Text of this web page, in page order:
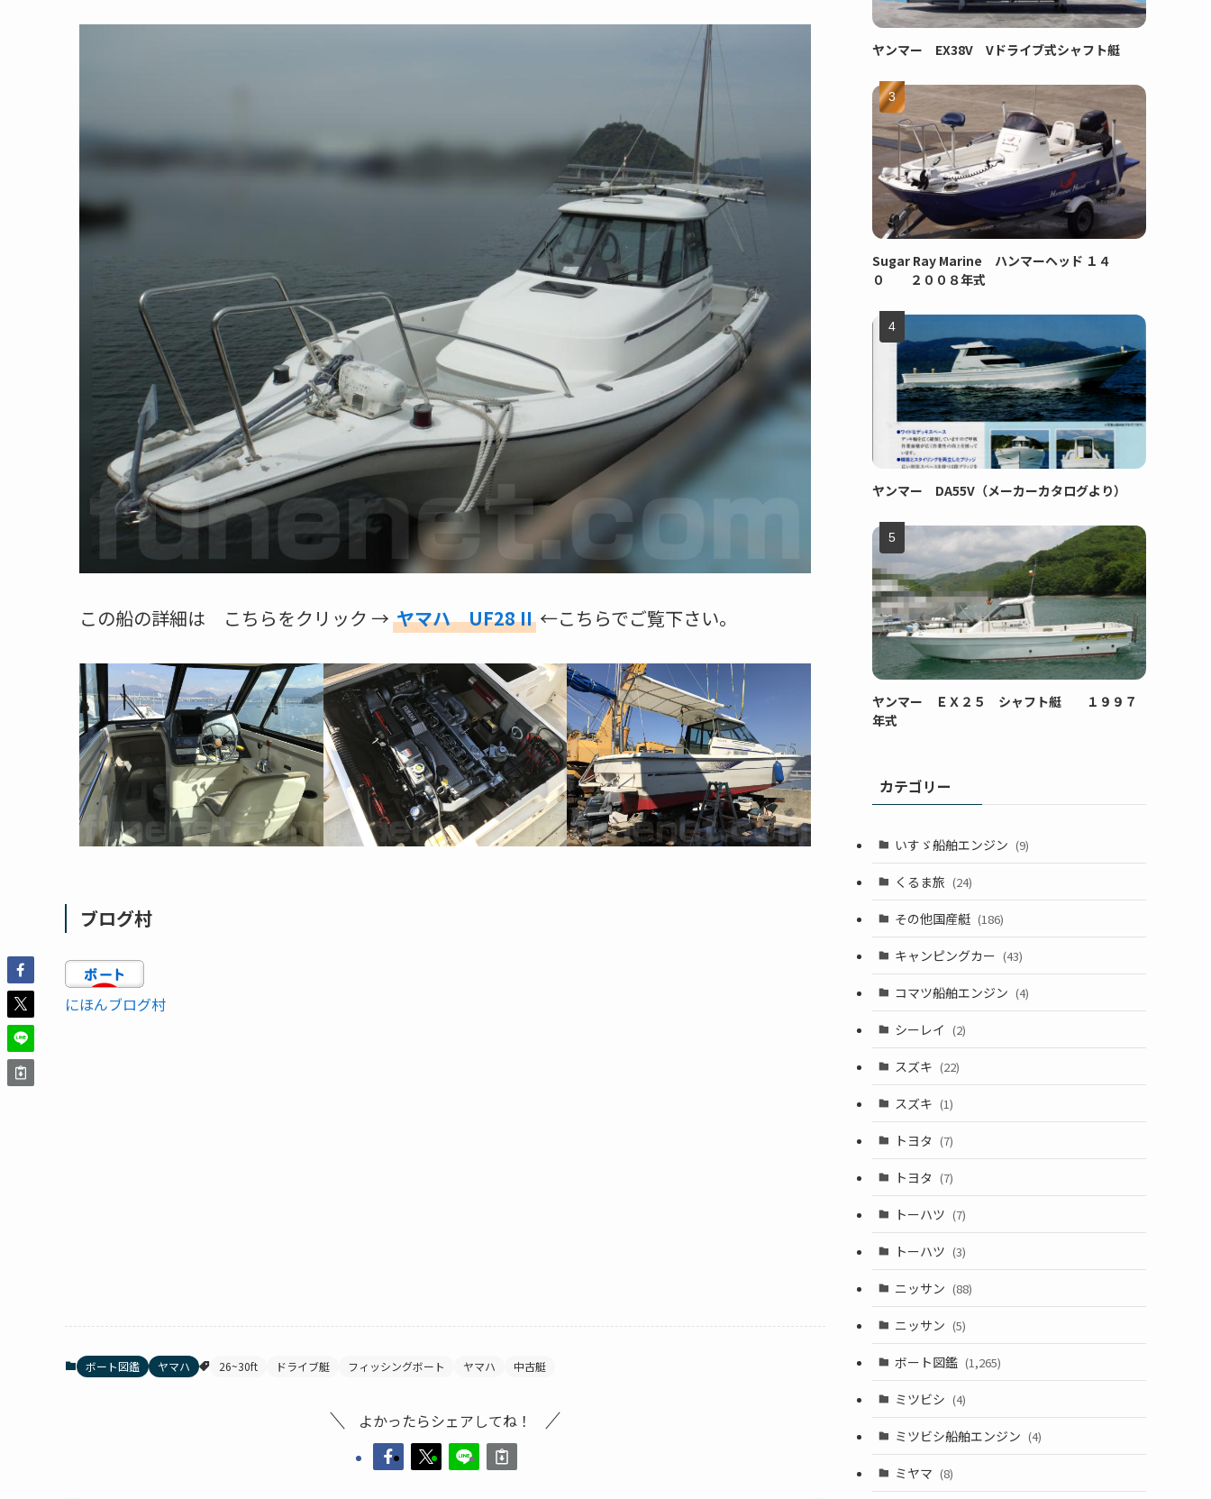
この船の詳細は こちらをクリック → ヤマハ UF28 II ←こちらでご覧下さい。
ブログ村
にほんブログ村
ボート図鑑 ヤマハ 26~30ft ドライブ艇 フィッシングボート ヤマハ 中古艇
よかったらシェアしてね！
ヤンマー EX38V Vドライブ式シャフト艇
Sugar Ray Marine ハンマーヘッド １４
０ ２００８年式
ヤンマー DA55V（メーカーカタログより）
ヤンマー ＥＸ２５ シャフト艇 １９９７
年式
カテゴリー
いすゞ船舶エンジン (9)
くるま旅 (24)
その他国産艇 (186)
キャンピングカー (43)
コマツ船舶エンジン (4)
シーレイ (2)
スズキ (22)
スズキ (1)
トヨタ (7)
トヨタ (7)
トーハツ (7)
トーハツ (3)
ニッサン (88)
ニッサン (5)
ボート図鑑 (1,265)
ミツビシ (4)
ミツビシ船舶エンジン (4)
ミヤマ (8)